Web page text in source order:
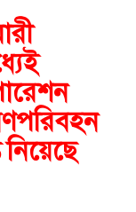
নিয়েছে